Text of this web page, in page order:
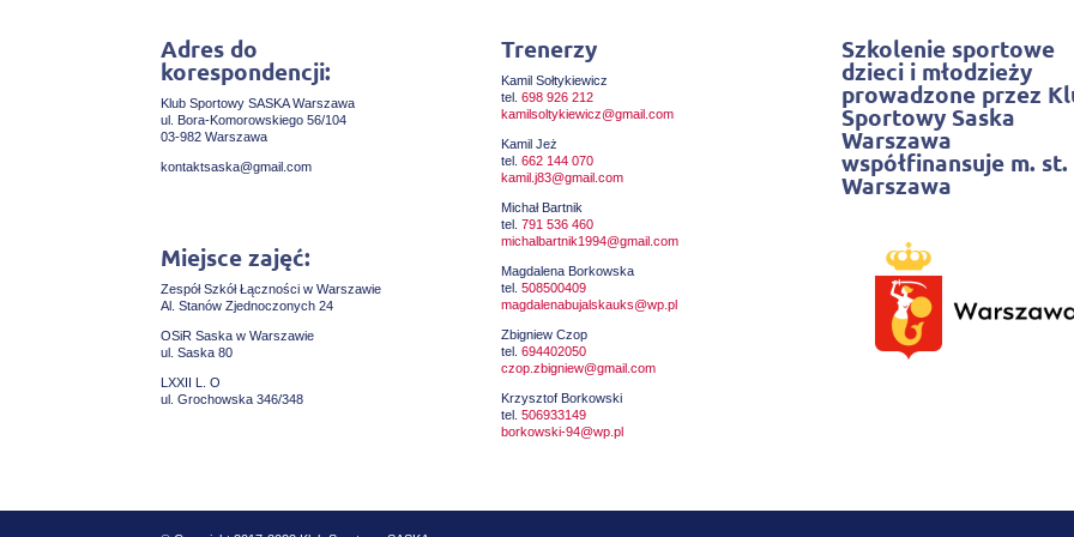
Adres do
korespondencji:
Klub Sportowy SASKA Warszawa
ul. Bora-Komorowskiego 56/104
03-982 Warszawa
kontaktsaska@gmail.com
Miejsce zajęć:
Zespół Szkół Łączności w Warszawie
Al. Stanów Zjednoczonych 24
OSiR Saska w Warszawie
ul. Saska 80
LXXII L. O
ul. Grochowska 346/348
Trenerzy
Kamil Sołtykiewicz
tel. 698 926 212
kamilsoltykiewicz@gmail.com
Kamil Jeż
tel. 662 144 070
kamil.j83@gmail.com
Michał Bartnik
tel. 791 536 460
michalbartnik1994@gmail.com
Magdalena Borkowska
tel. 508500409
magdalenabujalskauks@wp.pl
Zbigniew Czop
tel. 694402050
czop.zbigniew@gmail.com
Krzysztof Borkowski
tel. 506933149
borkowski-94@wp.pl
Szkolenie sportowe
dzieci i młodzieży
prowadzone przez
Sportowy Saska
Warszawa
współfinansuje m. st.
Warszawa